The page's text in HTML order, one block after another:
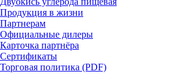
Продукция в жизни
Партнерам
Официальные дилеры
Карточка партнёра
Сертификаты
Торговая политика (PDF)